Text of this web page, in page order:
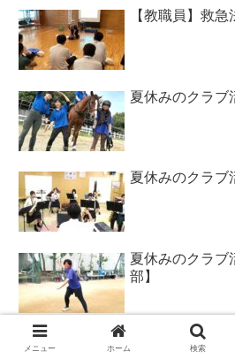
【教職員】救急
夏休みのクラブ
夏休みのクラブ
夏休みのクラ
部】
メニュー ホーム 検索